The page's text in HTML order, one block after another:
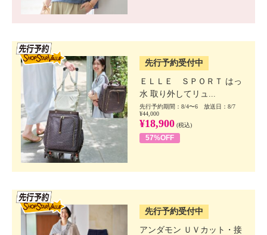
先行予約受付中
ＥＬＬＥ ＳＰＯＲＴ はっ
水 取り外してリュ...
先行予約期間：8/4〜6 放送日：8/7
¥44,000
¥18,900 (税込)
57%OFF
先行予約受付中
アンダモン ＵＶカット・接